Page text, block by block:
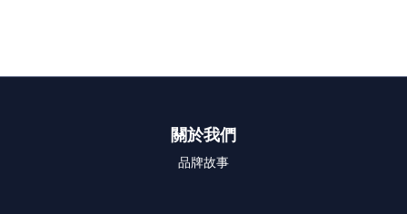
關於我們
品牌故事